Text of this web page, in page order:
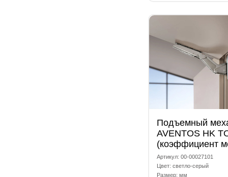
Подъемный
AVENTOS HK
(коэффициент
1730-5200)
Артикул: 00-00027101
Цвет: светло-серый
Размер: мм